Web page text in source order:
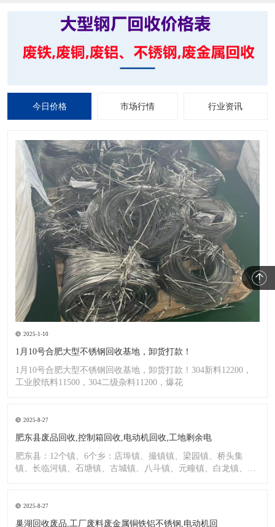
今日价格 市场行情 行业资讯
2025-1-10
1月10号合肥大型不锈钢回收基地，卸货打款！
1月10号合肥大型不锈钢回收基地，卸货打款！304新料12200，
工业胶纸料11500，304二级杂料11200，爆花
2025-8-27
肥东县废品回收,控制箱回收,电动机回收,工地剩余电
肥东县：12个镇、6个乡：店埠镇、撮镇镇、梁园镇、桥头集
镇、长临河镇、石塘镇、古城镇、八斗镇、元疃镇、白龙镇、包
2025-8-27
巢湖回收废品,工厂废料废金属铜铁铝不锈钢,电动机回